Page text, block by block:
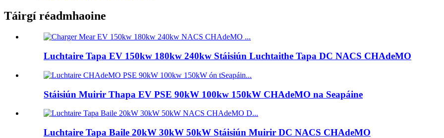
Táirgí réadmhaoine
Luchtaire Tapa EV 150kw 180kw 240kw Stáisiún Luchtaithe Tapa DC NACS CHAdeMO
Stáisiún Muirir Thapa EV PSE 90kW 100kw 150kW CHAdeMO na Seapáine
Luchtaire Tapa Baile 20kW 30kW 50kW Stáisiún Muirir DC NACS CHAdeMO